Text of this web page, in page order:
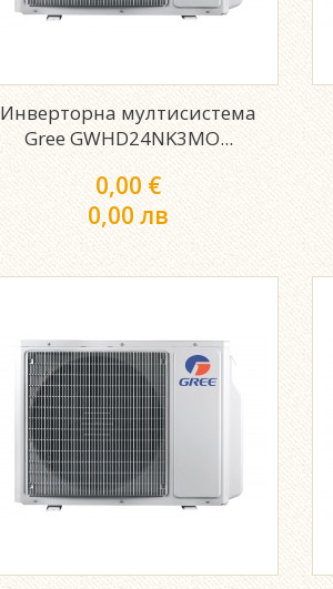
Инверторна мултисистема
Gree GWHD24NK3MO...
0,00 €
0,00 лв